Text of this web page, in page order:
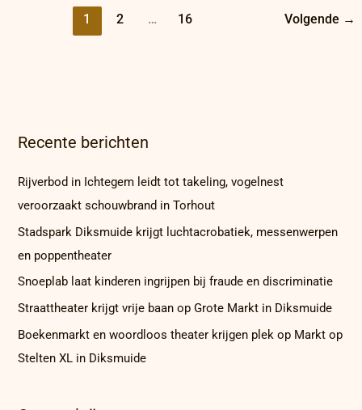
1 2 … 16 Volgende →
Recente berichten
Rijverbod in Ichtegem leidt tot takeling, vogelnest
veroorzaakt schouwbrand in Torhout
Stadspark Diksmuide krijgt luchtacrobatiek, messenwerpen
en poppentheater
Snoeplab laat kinderen ingrijpen bij fraude en discriminatie
Straattheater krijgt vrije baan op Grote Markt in Diksmuide
Boekenmarkt en woordloos theater krijgen plek op Markt op
Stelten XL in Diksmuide